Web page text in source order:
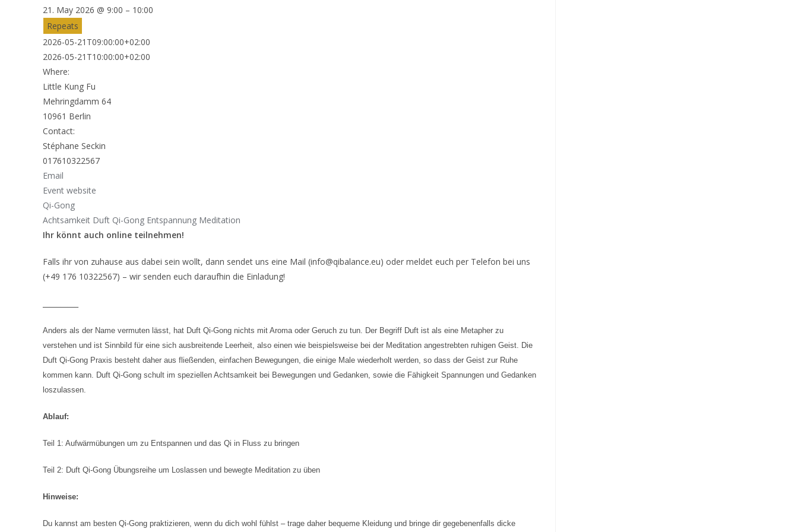
21. May 2026 @ 9:00 – 10:00
Repeats
2026-05-21T09:00:00+02:00
2026-05-21T10:00:00+02:00
Where:
Little Kung Fu
Mehringdamm 64
10961 Berlin
Contact:
Stéphane Seckin
017610322567
Email
Event website
Qi-Gong
Achtsamkeit Duft Qi-Gong Entspannung Meditation
Ihr könnt auch online teilnehmen!
Falls ihr von zuhause aus dabei sein wollt, dann sendet uns eine Mail (info@qibalance.eu) oder meldet euch per Telefon bei uns
(+49 176 10322567) – wir senden euch daraufhin die Einladung!
Anders als der Name vermuten lässt, hat Duft Qi-Gong nichts mit Aroma oder Geruch zu tun. Der Begriff Duft ist als eine Metapher zu
verstehen und ist Sinnbild für eine sich ausbreitende Leerheit, also einen wie beispielsweise bei der Meditation angestrebten ruhigen Geist. Die
Duft Qi-Gong Praxis besteht daher aus fließenden, einfachen Bewegungen, die einige Male wiederholt werden, so dass der Geist zur Ruhe
kommen kann. Duft Qi-Gong schult im speziellen Achtsamkeit bei Bewegungen und Gedanken, sowie die Fähigkeit Spannungen und Gedanken
loszulassen.
Ablauf:
Teil 1: Aufwärmübungen um zu Entspannen und das Qi in Fluss zu bringen
Teil 2: Duft Qi-Gong Übungsreihe um Loslassen und bewegte Meditation zu üben
Hinweise:
Du kannst am besten Qi-Gong praktizieren, wenn du dich wohl fühlst – trage daher bequeme Kleidung und bringe dir gegebenenfalls dicke